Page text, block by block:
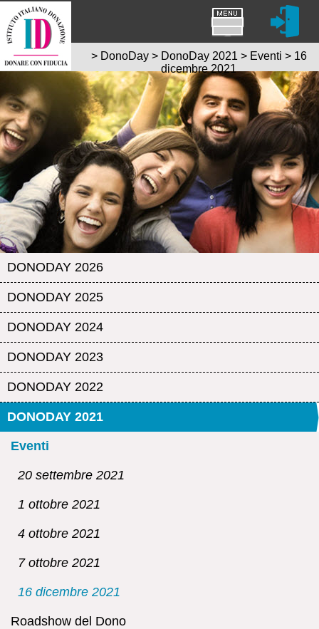
DONODAY 2026
DONODAY 2025
DONODAY 2024
DONODAY 2023
DONODAY 2022
DONODAY 2021
Eventi
20 settembre 2021
1 ottobre 2021
4 ottobre 2021
7 ottobre 2021
16 dicembre 2021
Roadshow del Dono
> DonoDay > DonoDay 2021 > Eventi > 16
dicembre 2021